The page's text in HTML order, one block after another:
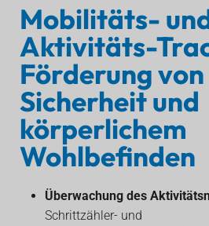
Mobilitäts-
Aktivitäts-
Förderung von
Sicherheit und
körperlichem
Wohlbefinden
Überwachung des
Schrittzähler- und